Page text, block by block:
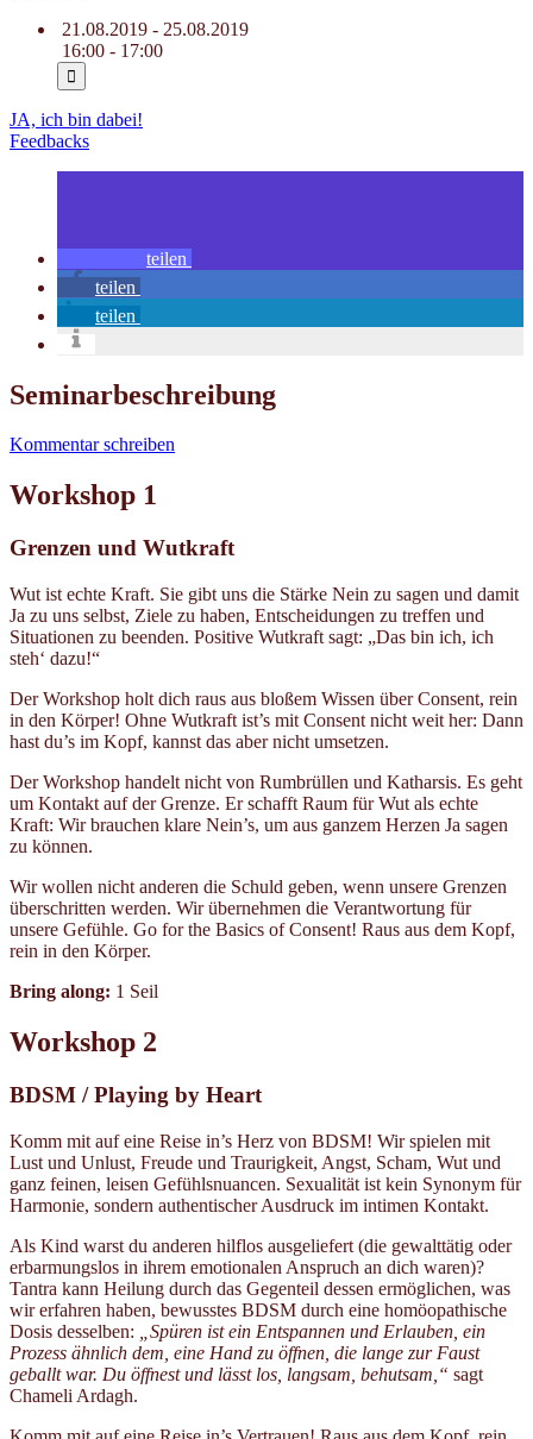
21.08.2019 - 25.08.2019
16:00 - 17:00
JA, ich bin dabei!
Feedbacks
teilen
teilen
teilen
Seminarbeschreibung
Kommentar schreiben
Workshop 1
Grenzen und Wutkraft
Wut ist echte Kraft. Sie gibt uns die Stärke Nein zu sagen und damit
Ja zu uns selbst, Ziele zu haben, Entscheidungen zu treffen und
Situationen zu beenden. Positive Wutkraft sagt: „Das bin ich, ich
steh‘ dazu!“
Der Workshop holt dich raus aus bloßem Wissen über Consent, rein
in den Körper! Ohne Wutkraft ist’s mit Consent nicht weit her: Dann
hast du’s im Kopf, kannst das aber nicht umsetzen.
Der Workshop handelt nicht von Rumbrüllen und Katharsis. Es geht
um Kontakt auf der Grenze. Er schafft Raum für Wut als echte
Kraft: Wir brauchen klare Nein’s, um aus ganzem Herzen Ja sagen
zu können.
Wir wollen nicht anderen die Schuld geben, wenn unsere Grenzen
überschritten werden. Wir übernehmen die Verantwortung für
unsere Gefühle. Go for the Basics of Consent! Raus aus dem Kopf,
rein in den Körper.
Bring along: 1 Seil
Workshop 2
BDSM / Playing by Heart
Komm mit auf eine Reise in’s Herz von BDSM! Wir spielen mit
Lust und Unlust, Freude und Traurigkeit, Angst, Scham, Wut und
ganz feinen, leisen Gefühlsnuancen. Sexualität ist kein Synonym für
Harmonie, sondern authentischer Ausdruck im intimen Kontakt.
Als Kind warst du anderen hilflos ausgeliefert (die gewalttätig oder
erbarmungslos in ihrem emotionalen Anspruch an dich waren)?
Tantra kann Heilung durch das Gegenteil dessen ermöglichen, was
wir erfahren haben, bewusstes BDSM durch eine homöopathische
Dosis desselben:
„Spüren ist ein Entspannen und Erlauben, ein
Prozess ähnlich dem, eine Hand zu öffnen, die lange zur Faust
geballt war. Du öffnest und lässt los, langsam, behutsam,“ sagt
Chameli Ardagh.